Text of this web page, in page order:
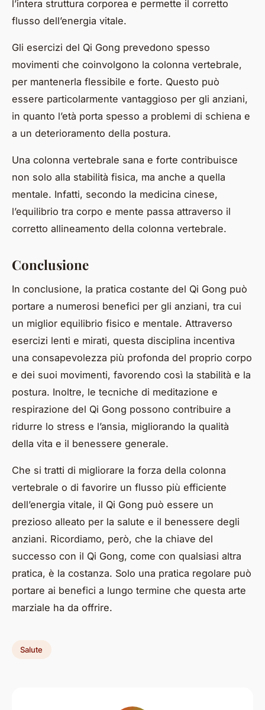
l’intera struttura corporea e permette il corretto
flusso dell’energia vitale.
Gli esercizi del Qi Gong prevedono spesso
movimenti che coinvolgono la colonna vertebrale,
per mantenerla flessibile e forte. Questo può
essere particolarmente vantaggioso per gli anziani,
in quanto l’età porta spesso a problemi di schiena e
a un deterioramento della postura.
Una colonna vertebrale sana e forte contribuisce
non solo alla stabilità fisica, ma anche a quella
mentale. Infatti, secondo la medicina cinese,
l’equilibrio tra corpo e mente passa attraverso il
corretto allineamento della colonna vertebrale.
Conclusione
In conclusione, la pratica costante del Qi Gong può
portare a numerosi benefici per gli anziani, tra cui
un miglior equilibrio fisico e mentale. Attraverso
esercizi lenti e mirati, questa disciplina incentiva
una consapevolezza più profonda del proprio corpo
e dei suoi movimenti, favorendo così la stabilità e la
postura. Inoltre, le tecniche di meditazione e
respirazione del Qi Gong possono contribuire a
ridurre lo stress e l’ansia, migliorando la qualità
della vita e il benessere generale.
Che si tratti di migliorare la forza della colonna
vertebrale o di favorire un flusso più efficiente
dell’energia vitale, il Qi Gong può essere un
prezioso alleato per la salute e il benessere degli
anziani. Ricordiamo, però, che la chiave del
successo con il Qi Gong, come con qualsiasi altra
pratica, è la costanza. Solo una pratica regolare può
portare ai benefici a lungo termine che questa arte
marziale ha da offrire.
Salute